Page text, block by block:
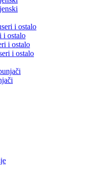
i ostalo
i ostalo
i ostalo
i ostalo